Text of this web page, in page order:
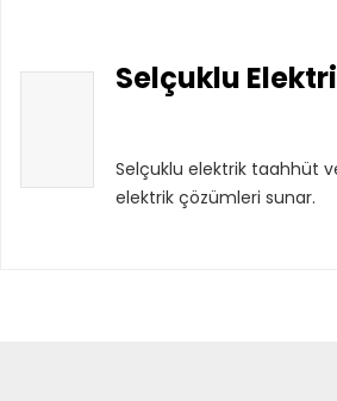
Selçuklu
Selçuklu elektrik taahhüt
elektrik çözümleri sunar.